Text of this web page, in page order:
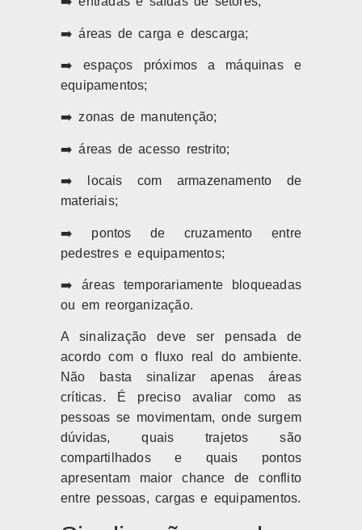
➡️ áreas de carga e descarga;
➡️ espaços próximos a máquinas e
equipamentos;
➡️ zonas de manutenção;
➡️ áreas de acesso restrito;
➡️ locais com armazenamento de
materiais;
➡️ pontos de cruzamento entre
pedestres e equipamentos;
➡️ áreas temporariamente bloqueadas
ou em reorganização.
A sinalização deve ser pensada de
acordo com o fluxo real do ambiente.
Não basta sinalizar apenas áreas
críticas. É preciso avaliar como as
pessoas se movimentam, onde surgem
dúvidas, quais trajetos são
compartilhados e quais pontos
apresentam maior chance de conflito
entre pessoas, cargas e equipamentos.